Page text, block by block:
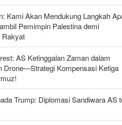
Kami Akan Mendukung Langkah
Pemimpin Palestina demi
Rakyat
AS Ketinggalan Zaman dalam
Drone—Strategi Kompensasi Ketiga
Trump: Diplomasi Sandiwara AS